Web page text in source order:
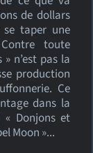
de dollars
taper une
toute
n’est pas la
production
Ce
dans la
« Donjons et
Moon »...